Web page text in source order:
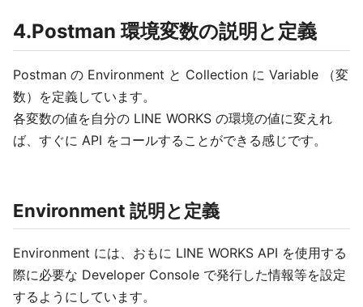
4.Postman 環境変数の説明と定義
Postman の Environment と Collection に Variable （変
数）を定義しています。
各変数の値を自分の LINE WORKS の環境の値に変えれ
ば、すぐに API をコールすることができる感じです。
Environment 説明と定義
Environment には、おもに LINE WORKS API を使用する
際に必要な Developer Console で発行した情報等を設定
するようにしています。